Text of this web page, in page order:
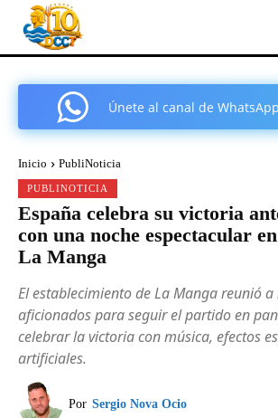
Únete al canal de
Inicio PubliNoticia
PUBLINOTICIA
España celebra su victoria
con una noche espectacular
La Manga
El establecimiento de La Manga reunió
aficionados para seguir el partido en
celebrar la victoria con música, efectos
artificiales.
Por Sergio Nova Ocio